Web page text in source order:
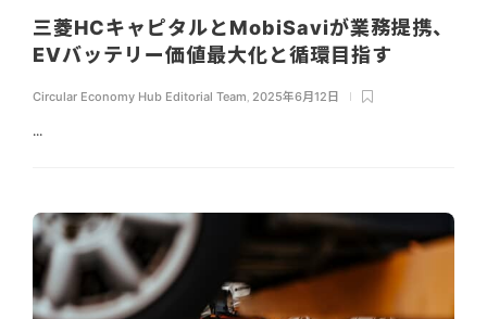
三菱HCキャピタルとMobiSaviが業務提携、
EVバッテリー価値最大化と循環目指す
Circular Economy Hub Editorial Team, 2025年6月12日
...